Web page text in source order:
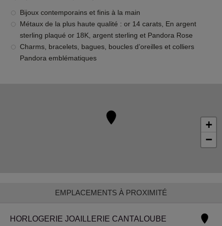
Bijoux contemporains et finis à la main
Métaux de la plus haute qualité : or 14 carats, En argent
sterling plaqué or 18K, argent sterling et Pandora Rose
Charms, bracelets, bagues, boucles d’oreilles et colliers
Pandora emblématiques
+
−
EMPLACEMENTS À PROXIMITÉ
HORLOGERIE JOAILLERIE CANTALOUBE